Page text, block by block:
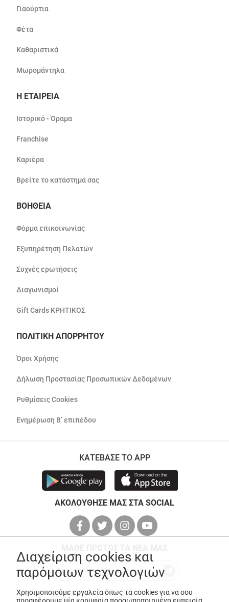
Γιαούρτια
Φέτα
Καθαριστικά
Μωρομάντηλα
Η ΕΤΑΙΡΕΙΑ
Ιστορικό - Όραμα
Franchise
Καριέρα
Βρείτε το κατάστημά σας
ΒΟΗΘΕΙΑ
Φόρμα επικοινωνίας
Εξυπηρέτηση Πελατών
Συχνές ερωτήσεις
Διαγωνισμοί
Gift Cards ΚΡΗΤΙΚΟΣ
ΠΟΛΙΤΙΚΗ ΑΠΟΡΡΗΤΟΥ
Όροι Χρήσης
Δήλωση Προστασίας Προσωπικών Δεδομένων
Ρυθμίσεις Cookies
Ενημέρωση Β’ επιπέδου
ΚΑΤΕΒΑΣΕ ΤΟ APP
ΑΚΟΛΟΥΘΗΣΕ ΜΑΣ ΣΤΑ SOCIAL
Διαχείριση cookies και
παρόμοιων τεχνολογιών
Χρησιμοποιούμε εργαλεία όπως τα cookies για να σου